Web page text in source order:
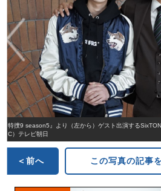
『特捜9 season5』より（左から）ゲスト出演する
（C）テレビ朝日
＜前へ この写真の記事